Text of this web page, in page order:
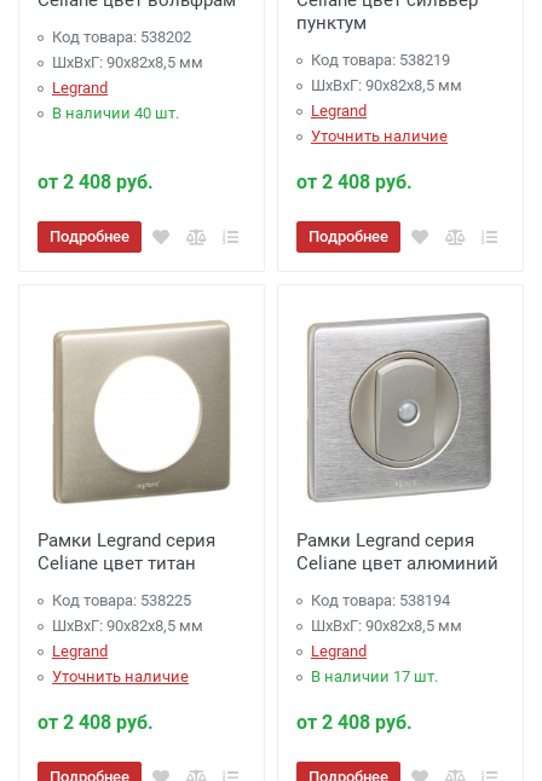
Код товара: 538202
ШхВхГ: 90x82x8,5 мм
Legrand
В наличии 40 шт.
от 2 408 руб.
Подробнее
пунктум
Код товара: 538219
ШхВхГ: 90x82x8,5 мм
Legrand
Уточнить наличие
от 2 408 руб.
Подробнее
Рамки Legrand серия
Celiane цвет титан
Код товара: 538225
ШхВхГ: 90x82x8,5 мм
Legrand
Уточнить наличие
от 2 408 руб.
Подробнее
Рамки Legrand серия
Celiane цвет алюминий
Код товара: 538194
ШхВхГ: 90x82x8,5 мм
Legrand
В наличии 17 шт.
от 2 408 руб.
Подробнее